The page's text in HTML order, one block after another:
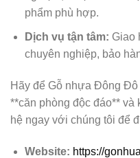
phẩm phù hợp.
Dịch vụ tận tâm: Giao
chuyên nghiệp, bảo
Hãy để Gỗ nhựa Đông
**căn phòng độc đáo**
hệ ngay với chúng tôi để
Website: https://